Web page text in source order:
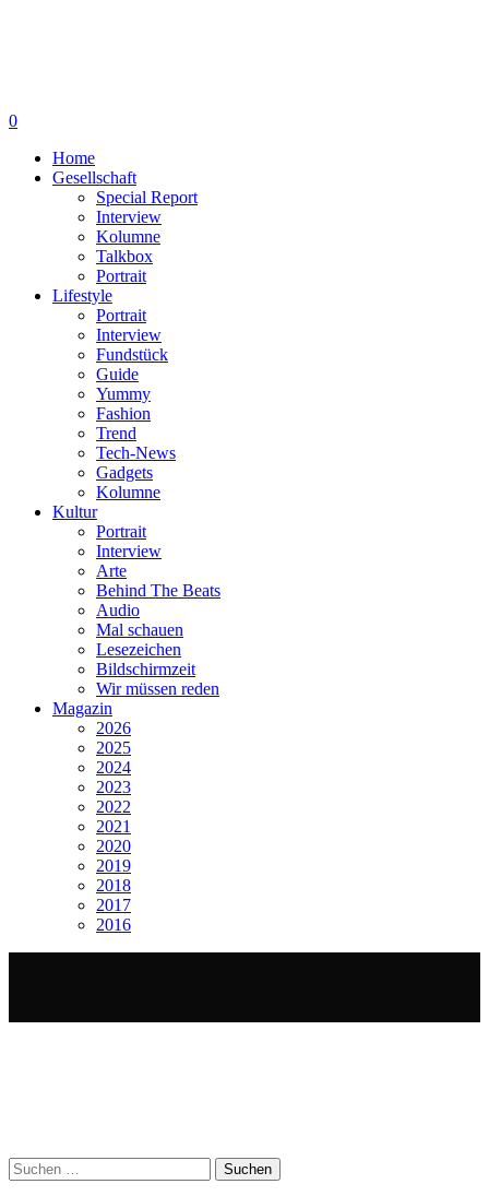
0
Home
Gesellschaft
Special Report
Interview
Kolumne
Talkbox
Portrait
Lifestyle
Portrait
Interview
Fundstück
Guide
Yummy
Fashion
Trend
Tech-News
Gadgets
Kolumne
Kultur
Portrait
Interview
Arte
Behind The Beats
Audio
Mal schauen
Lesezeichen
Bildschirmzeit
Wir müssen reden
Magazin
2026
2025
2024
2023
2022
2021
2020
2019
2018
2017
2016
Suchen
nach: